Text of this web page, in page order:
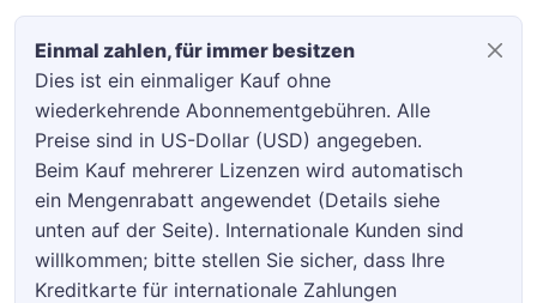
Einmal zahlen, für immer besitzen
Dies ist ein einmaliger Kauf ohne
wiederkehrende Abonnementgebühren. Alle
Preise sind in US-Dollar (USD) angegeben.
Beim Kauf mehrerer Lizenzen wird automatisch
ein Mengenrabatt angewendet (Details siehe
unten auf der Seite). Internationale Kunden sind
willkommen; bitte stellen Sie sicher, dass Ihre
Kreditkarte für internationale Zahlungen